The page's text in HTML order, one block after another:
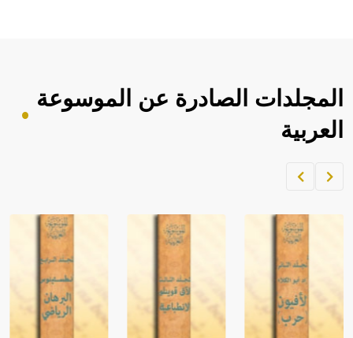
المجلدات الصادرة عن الموسوعة
العربية